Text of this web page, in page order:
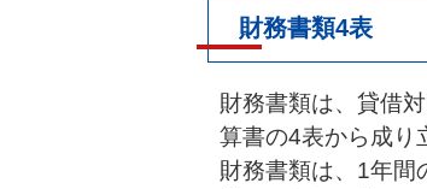
財務書類4表
財務書類は、貸借
算書の4表から成り
財務書類は、1年間